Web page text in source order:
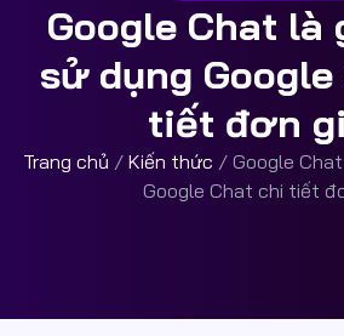
Google Chat là
sử dụng
tiết đơn
Trang chủ / Kiến thức / Google
Google Chat chi tiết